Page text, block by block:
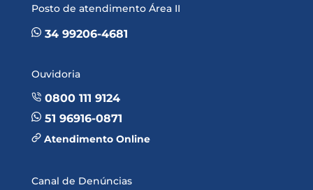
Posto de atendimento Área II
34 99206-4681
Ouvidoria
0800 111 9124
51 96916-0871
Atendimento Online
Canal de Denúncias